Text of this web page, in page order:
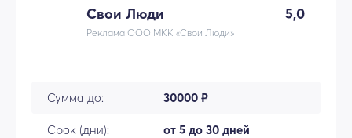
Свои Люди 5,0
Реклама ООО МКК «Свои Люди»
Сумма до: 30000 ₽
Срок (дни): от 5 до 30 дней